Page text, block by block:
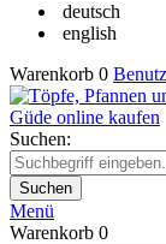
deutsch
english
Warenkorb 0
Suchen:
Suchen
Menü
Warenkorb 0